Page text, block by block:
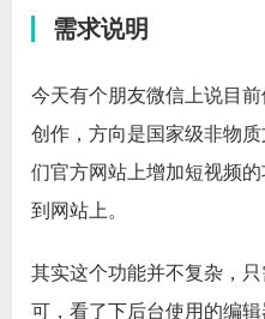
需求说明
今天有个朋友微信上说目
创作，方向是国家级非物
们官方网站上增加短视频
到网站上。
其实这个功能并不复杂，
可，看了下后台使用的编